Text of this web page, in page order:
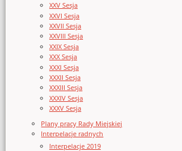
XXV Sesja
XXVI Sesja
XXVII Sesja
XXVIII Sesja
XXIX Sesja
XXX Sesja
XXXI Sesja
XXXII Sesja
XXXIII Sesja
XXXIV Sesja
XXXV Sesja
Plany pracy Rady Miejskiej
Interpelacje radnych
Interpelacje 2019